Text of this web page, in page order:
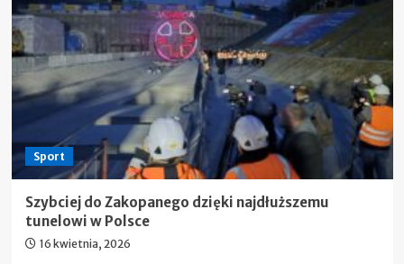
Sport
Szybciej do Zakopanego dzięki najdłuższemu
tunelowi w Polsce
16 kwietnia, 2026